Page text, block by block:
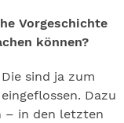
Vorgeschichte
können?
sind ja zum
Dazu
– in den letzten